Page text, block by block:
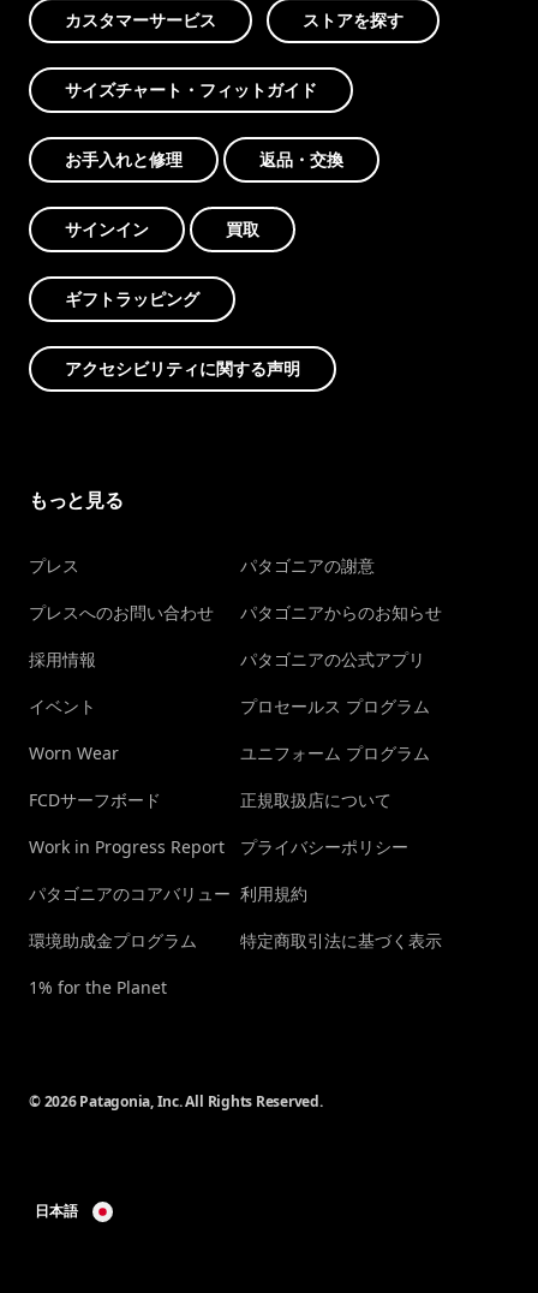
カスタマーサービス ストアを探す
サイズチャート・フィットガイド
お手入れと修理 返品・交換
サインイン 買取
ギフトラッピング
アクセシビリティに関する声明
もっと見る
プレス
プレスへのお問い合わせ
採用情報
イベント
Worn Wear
FCDサーフボード
Work in Progress Report
パタゴニアのコアバリュー
環境助成金プログラム
1% for the Planet
パタゴニアの謝意
パタゴニアからのお知らせ
パタゴニアの公式アプリ
プロセールス プログラム
ユニフォーム プログラム
正規取扱店について
プライバシーポリシー
利用規約
特定商取引法に基づく表示
© 2026 Patagonia, Inc. All Rights Reserved.
日本語